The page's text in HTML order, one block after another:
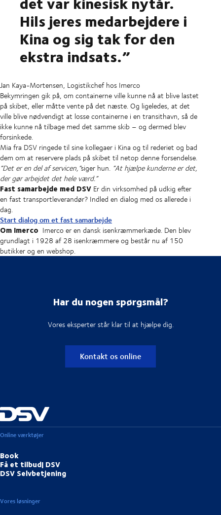
Hils jeres medarbejdere i
Kina og sig tak for den
ekstra indsats.”
Jan Kaya-Mortensen, Logistikchef hos Imerco
Bekymringen gik på, om containerne ville kunne nå at blive lastet
på skibet, eller måtte vente på det næste. Og ligeledes, at det
ville blive nødvendigt at losse containerne i en transithavn, så de
ikke kunne nå tilbage med det samme skib – og dermed blev
forsinkede.
Mia fra DSV ringede til sine kollegaer i Kina og til rederiet og bad
dem om at reservere plads på skibet til netop denne forsendelse.
”Det er en del af servicen,”siger hun. ”At hjælpe kunderne er det,
der gør arbejdet det hele værd.”
Fast samarbejde med DSV Er din virksomhed på udkig efter
en fast transportleverandør? Indled en dialog med os allerede i
dag.
Start dialog om et fast samarbejde
Om Imerco Imerco er en dansk isenkræmmerkæde. Den blev
grundlagt i 1928 af 28 isenkræmmere og består nu af 150
butikker og en webshop.
Har du nogen spørgsmål?
Vores eksperter står klar til at hjælpe dig.
Kontakt os online
Online værktøjer
Book
Få et tilbud| DSV
DSV Selvbetjening
Vores løsninger